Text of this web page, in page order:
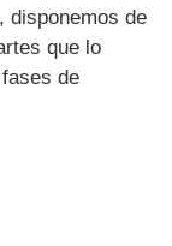
disponemos de
que lo
de